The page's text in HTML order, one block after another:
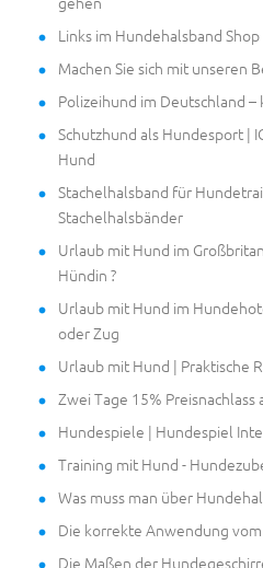
Links im Hundehalsband Shop
Machen Sie sich mit unseren
Polizeihund im Deutschland –
Schutzhund als Hundesport |
Hund
Stachelhalsband für
Stachelhalsbänder
Urlaub mit Hund im
Hündin ?
Urlaub mit Hund im
oder Zug
Urlaub mit Hund | Praktische
Zwei Tage 15%
Hundespiele | Hundespiel
Training mit Hund -
Was muss man über
Die korrekte Anwendung
Die Maßen der